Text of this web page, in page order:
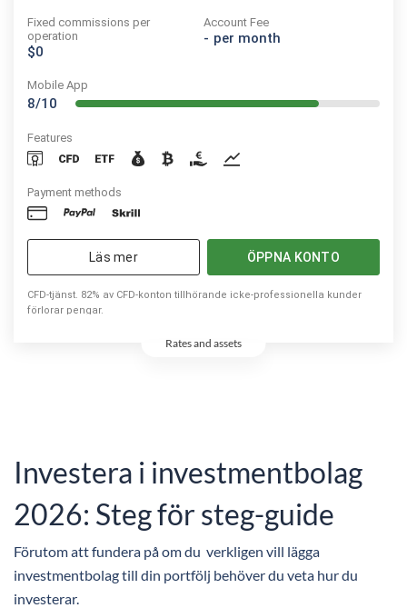
Fixed commissions per
operation
$0
Account Fee
- per month
Mobile App
8/10
Features
Payment methods
Läs mer ÖPPNA KONTO
CFD-tjänst. 82% av CFD-konton tillhörande icke-professionella kunder
förlorar pengar.
Rates and assets
Investera i investmentbolag
2026: Steg för steg-guide
Förutom att fundera på om du verkligen vill lägga
investmentbolag till din portfölj behöver du veta hur du
investerar.